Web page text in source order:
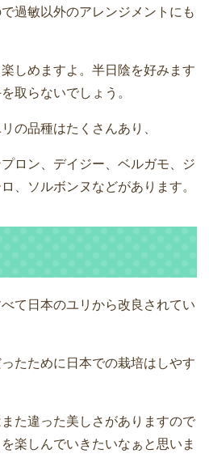
過敏以外のアレンジメントにも
しめますよ。半日陰を好みます
取らないでしょう。
の品種はたくさんあり、
ロン、デイジー、ベルガモ、ジ
、ソルボンヌなどがあります。
て日本のユリから改良されてい
たために日本での栽培はしやす
た違った美しさがありますので
楽しんでいきたいなぁと思いま